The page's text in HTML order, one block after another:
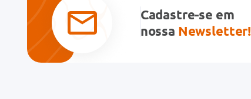
★★★
Seu nome
Cadastre-se em
nossa Newsletter!